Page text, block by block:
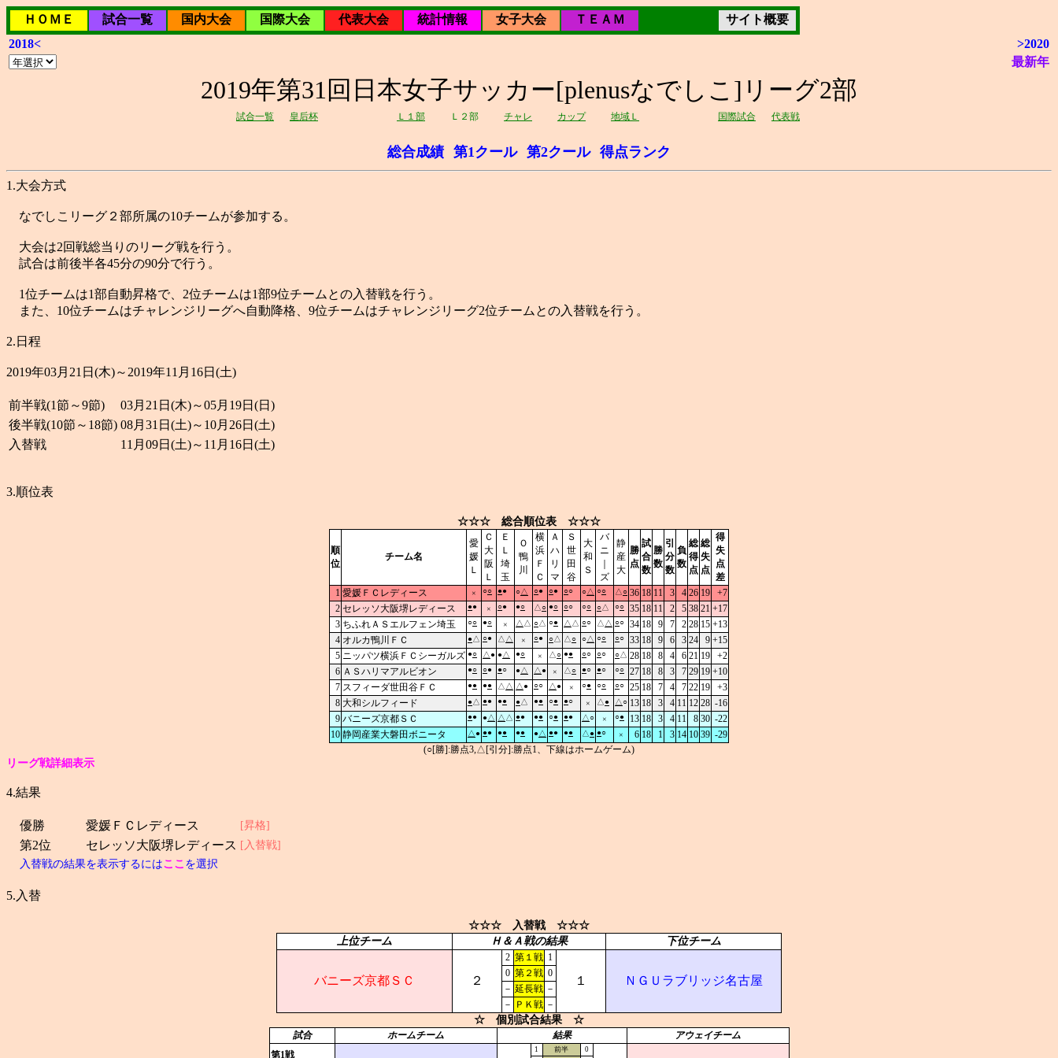
ＨＯＭＥ 試合一覧 国内大会 国際大会 代表大会 統計情報 女子大会 ＴＥＡＭ
サイト概要
2018<
>2020
最新年
2019年第31回日本女子サッカー[plenusなでしこ]リーグ2部
試合一覧 皇后杯 Ｌ１部 Ｌ２部 チャレ カップ 地域Ｌ 国際試合 代表戦
総合成績 第1クール 第2クール 得点ランク
1.大会方式
なでしこリーグ２部所属の10チームが参加する。
大会は2回戦総当りのリーグ戦を行う。
試合は前後半各45分の90分で行う。
1位チームは1部自動昇格で、2位チームは1部9位チームとの入替戦を行う。
また、10位チームはチャレンジリーグへ自動降格、9位チームはチャレンジリーグ2位チームとの入替戦を行う。
2.日程
2019年03月21日(木)～2019年11月16日(土)
前半戦(1節～9節)
03月21日(木)～05月19日(日)
後半戦(10節～18節) 08月31日(土)～10月26日(土)
入替戦
11月09日(土)～11月16日(土)
3.順位表
☆☆☆ 総合順位表 ☆☆☆
順
位
チーム名
愛
媛
Ｌ
Ｃ
大
阪
Ｌ
Ｅ
Ｌ
埼
玉
Ｏ
鴨
川
横
浜
Ｆ
Ｃ
Ａ
ハ
リ
マ
Ｓ
世
田
谷
大
和
Ｓ
バ
ニ
ズ
静
産
大
勝
点
試
合
数
勝
数
引
分
数
負
数
総
得
点
総
失
点
得
失
点
差
1 愛媛ＦＣレディース × ○○ ●● ○△ ○● ○● ○○ ○△ ○○ △○ 36 18 11 3 4 26 19
+7
2 セレッソ大阪堺レディース ●● × ○● ●○ △○ ●○ ○○ ○○ ○△ ○○ 35 18 11 2 5 38 21 +17
3 ちふれＡＳエルフェン埼玉 ○○ ●○ × △ △ ○△ ○● △ △ ○○ △ △ ○○ 34 18 9 7 2 28 15 +13
4 オルカ鴨川ＦＣ ● △ ○● △ △ × ○● ○△ △ ○ ○△ ○○ ○○ 33 18 9 6 3 24 9 +15
5 ニッパツ横浜ＦＣシーガルズ ●○ △ ● ●△ ●○ × △○ ●● ○○ ○○ ○△ 28 18 8 4 6 21 19
+2
6 ＡＳハリマアルビオン ●○ ○● ●○ ● △ △ ● × △ ○ ●○ ●○ ○○ 27 18 8 3 7 29 19 +10
7 スフィーダ世田谷ＦＣ ●● ●● △ △ △ ● ○○ △ ● × ○● ○○ ○○ 25 18 7 4 7 22 19
+3
8 大和シルフィード ● △ ●● ●● ● △ ●● ○● ●○ × △ ● △ ○ 13 18 3 4 11 12 28 -16
9 バニーズ京都ＳＣ ●● ●△ △ △ ●● ●● ○● ●● △○ × ○● 13 18 3 4 11 8 30 -22
10 静岡産業大磐田ボニータ △ ● ●● ●● ●● ●△ ●● ●● △ ● ●○ × 6 18 1 3 14 10 39 -29
(○[勝]:勝点3,△[引分]:勝点1、下線はホームゲーム)
リーグ戦詳細表示
4.結果
優勝 愛媛ＦＣレディース [昇格]
第2位 セレッソ大阪堺レディース [入替戦]
入替戦の結果を表示するにはここ を選択
5.入替
☆☆☆ 入替戦 ☆☆☆
上位チーム
Ｈ＆Ａ戦の結果 下位チーム
バニーズ京都ＳＣ ２
2 第１戦 1
１ ＮＧＵラブリッジ名古屋
0 第２戦 0
－ 延長戦 －
－
ＰＫ戦 －
☆ 個別試合結果 ☆
試合 ホームチーム 結果
アウェイチーム
第1戦
1 前半 0